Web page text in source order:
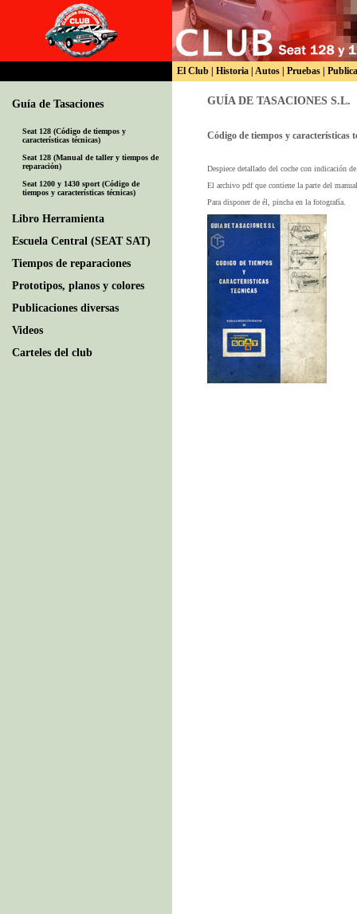
El Club Historia Autos Pruebas
Guía de Tasaciones
Seat 128 (Código de tiempos y
características técnicas)
Seat 128 (Manual de taller y tiempos de
reparación)
Seat 1200 y 1430 sport (Código de
tiempos y características técnicas)
Libro Herramienta
Escuela Central (SEAT SAT)
Tiempos de reparaciones
Prototipos, planos y colores
Publicaciones diversas
Videos
Carteles del club
GUÍA DE TASACIONES S.L.
Código de tiempos y características
Despiece detallado del coche con indicación
El archivo pdf que contiene la parte del
Para disponer de él, pincha en la fotografía.